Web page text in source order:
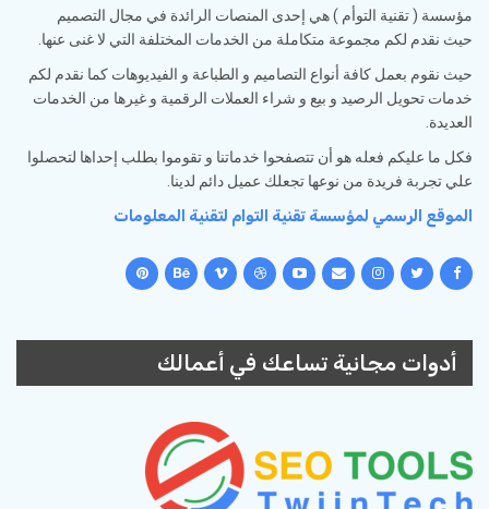
مؤسسة ( تقنية التوأم ) هي إحدى المنصات الرائدة في مجال التصميم
حيث نقدم لكم مجموعة متكاملة من الخدمات المختلفة التي لا غنى عنها.
حيث نقوم بعمل كافة أنواع التصاميم و الطباعة و الفيديوهات كما نقدم لكم
خدمات تحويل الرصيد و بيع و شراء العملات الرقمية و غيرها من الخدمات
العديدة.
فكل ما عليكم فعله هو أن تتصفحوا خدماتنا و تقوموا بطلب إحداها لتحصلوا
علي تجربة فريدة من نوعها تجعلك عميل دائم لدينا.
الموقع الرسمي لمؤسسة تقنية التوام لتقنية المعلومات
أدوات مجانية تساعك في أعمالك